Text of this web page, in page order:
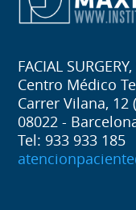
FACIAL SURGERY,
Centro Médico
Carrer Vilana, 12
08022 -
Tel: 933 933 185